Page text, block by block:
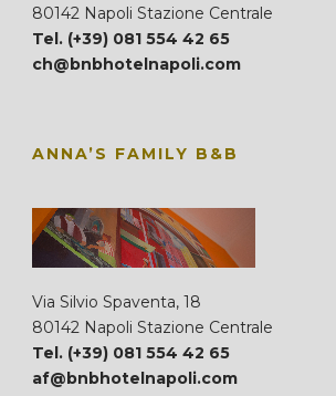
80142 Napoli Stazione Centrale
Tel. (+39) 081 554 42 65
ch@bnbhotelnapoli.com
ANNA’S FAMILY B&B
Via Silvio Spaventa, 18
80142 Napoli Stazione Centrale
Tel. (+39) 081 554 42 65
af@bnbhotelnapoli.com